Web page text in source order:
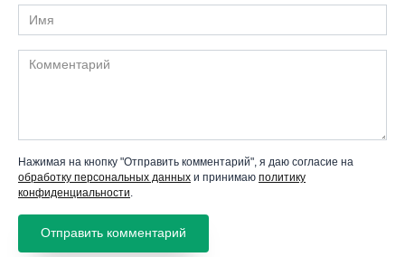
Имя
Комментарий
Нажимая на кнопку "Отправить комментарий", я даю согласие на
обработку персональных данных и принимаю политику
конфиденциальности